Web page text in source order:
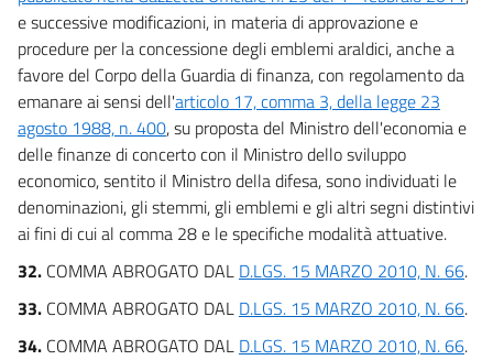
e successive modificazioni, in materia di approvazione e
procedure per la concessione degli emblemi araldici, anche a
favore del Corpo della Guardia di finanza, con regolamento da
emanare ai sensi dell'articolo 17, comma 3, della legge 23
agosto 1988, n. 400, su proposta del Ministro dell'economia e
delle finanze di concerto con il Ministro dello sviluppo
economico, sentito il Ministro della difesa, sono individuati le
denominazioni, gli stemmi, gli emblemi e gli altri segni distintivi
ai fini di cui al comma 28 e le specifiche modalità attuative.
32. COMMA ABROGATO DAL D.LGS. 15 MARZO 2010, N. 66.
33. COMMA ABROGATO DAL D.LGS. 15 MARZO 2010, N. 66.
34. COMMA ABROGATO DAL D.LGS. 15 MARZO 2010, N. 66.